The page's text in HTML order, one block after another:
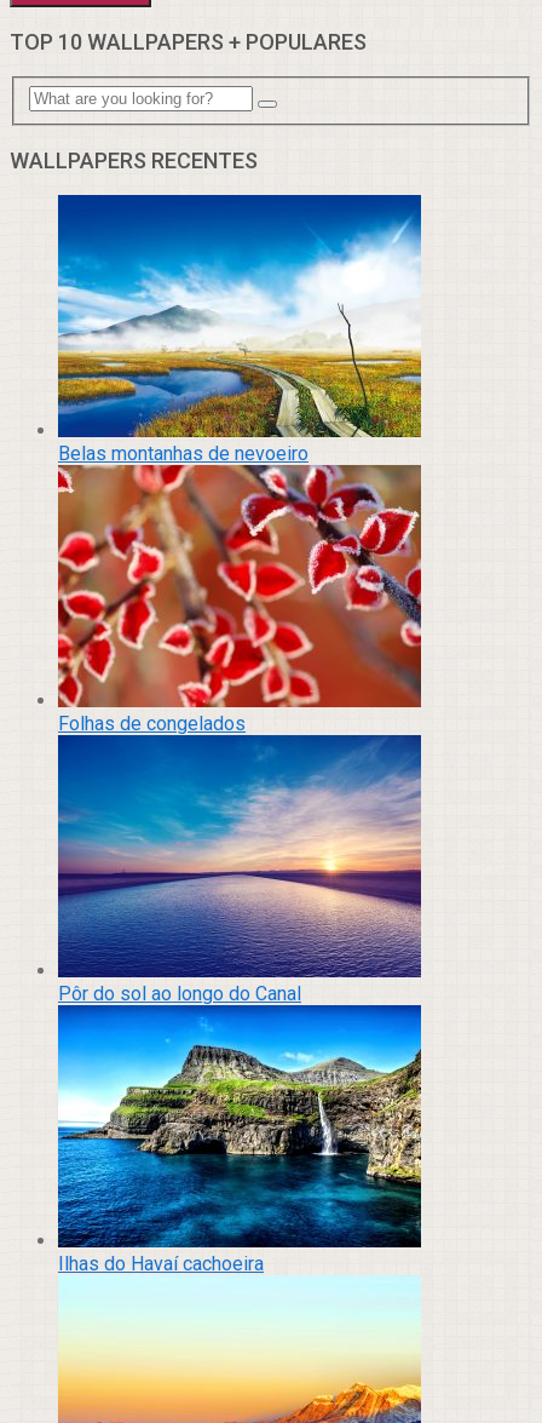
TOP 10 WALLPAPERS + POPULARES
WALLPAPERS RECENTES
Belas montanhas de nevoeiro
Folhas de congelados
Pôr do sol ao longo do Canal
Ilhas do Havaí cachoeira